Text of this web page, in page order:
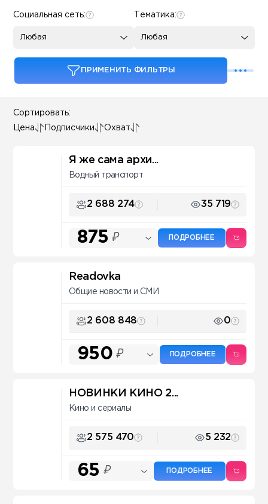
Тематика:
Любая
Социальная сеть:
Любая
ПРИМЕНИТЬ ФИЛЬТРЫ
Сортировать:
Цена Подписчики Охват
Я же сама архи...
Водный транспорт
2 688 274 35 719
875 ₽ ПОДРОБНЕЕ
Readovka
Общие новости и СМИ
2 608 848 0
950 ₽ ПОДРОБНЕЕ
НОВИНКИ КИНО 2...
Кино и сериалы
2 575 470 5 232
65 ₽ ПОДРОБНЕЕ